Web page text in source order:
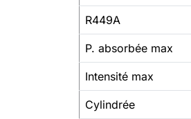
R449A
P. absorbée max
Intensité max
Cylindrée